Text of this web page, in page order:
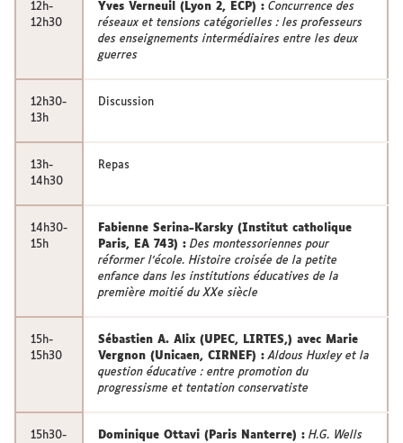
12h-
12h30
Yves Verneuil (Lyon 2, ECP) : Concurrence des
réseaux et tensions catégorielles : les professeurs
des enseignements intermédiaires entre les deux
guerres
12h30-
13h
Discussion
13h-
14h30
Repas
14h30-
15h
Fabienne Serina-Karsky (Institut catholique
Paris, EA 743) : Des montessoriennes pour
réformer l'école. Histoire croisée de la petite
enfance dans les institutions éducatives de la
première moitié du XXe siècle
15h-
15h30
Sébastien A. Alix (UPEC, LIRTES,) avec Marie
Vergnon (Unicaen, CIRNEF) : Aldous Huxley et la
question éducative : entre promotion du
progressisme et tentation conservatiste
15h30-
Dominique Ottavi (Paris Nanterre) : H.G. Wells